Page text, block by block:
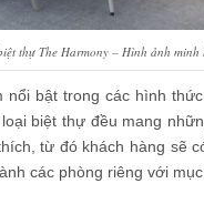
thự The Harmony – Hình ảnh minh
nổi bật trong các hình
biệt thự đều mang
từ đó khách hàng sẽ
các phòng riêng với